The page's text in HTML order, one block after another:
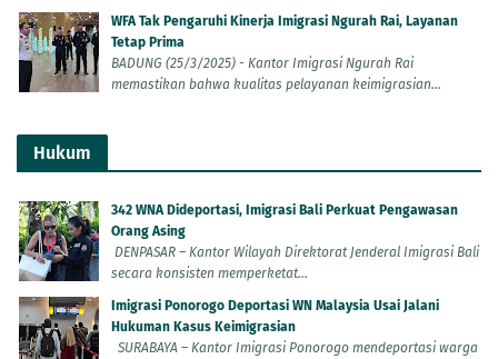
WFA Tak Pengaruhi Kinerja Imigrasi Ngurah Rai, Layanan
Tetap Prima
BADUNG (25/3/2025) - Kantor Imigrasi Ngurah Rai
memastikan bahwa kualitas pelayanan keimigrasian...
Hukum
342 WNA Dideportasi, Imigrasi Bali Perkuat Pengawasan
Orang Asing
DENPASAR – Kantor Wilayah Direktorat Jenderal Imigrasi Bali
secara konsisten memperketat...
Imigrasi Ponorogo Deportasi WN Malaysia Usai Jalani
Hukuman Kasus Keimigrasian
SURABAYA – Kantor Imigrasi Ponorogo mendeportasi warga